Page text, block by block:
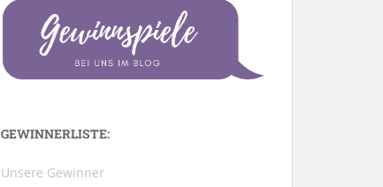
GEWINNERLISTE:
Unsere Gewinner